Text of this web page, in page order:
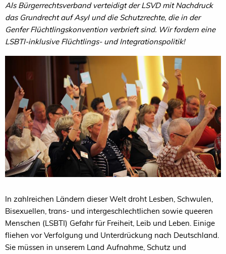
Als Bürgerrechtsverband verteidigt der LSVD mit Nachdruck
das Grundrecht auf Asyl und die Schutzrechte, die in der
Genfer Flüchtlingskonvention verbrieft sind. Wir fordern eine
LSBTI-inklusive Flüchtlings- und Integrationspolitik!
In zahlreichen Ländern dieser Welt droht Lesben, Schwulen,
Bisexuellen, trans- und intergeschlechtlichen sowie queeren
Menschen (LSBTI) Gefahr für Freiheit, Leib und Leben. Einige
fliehen vor Verfolgung und Unterdrückung nach Deutschland.
Sie müssen in unserem Land Aufnahme, Schutz und